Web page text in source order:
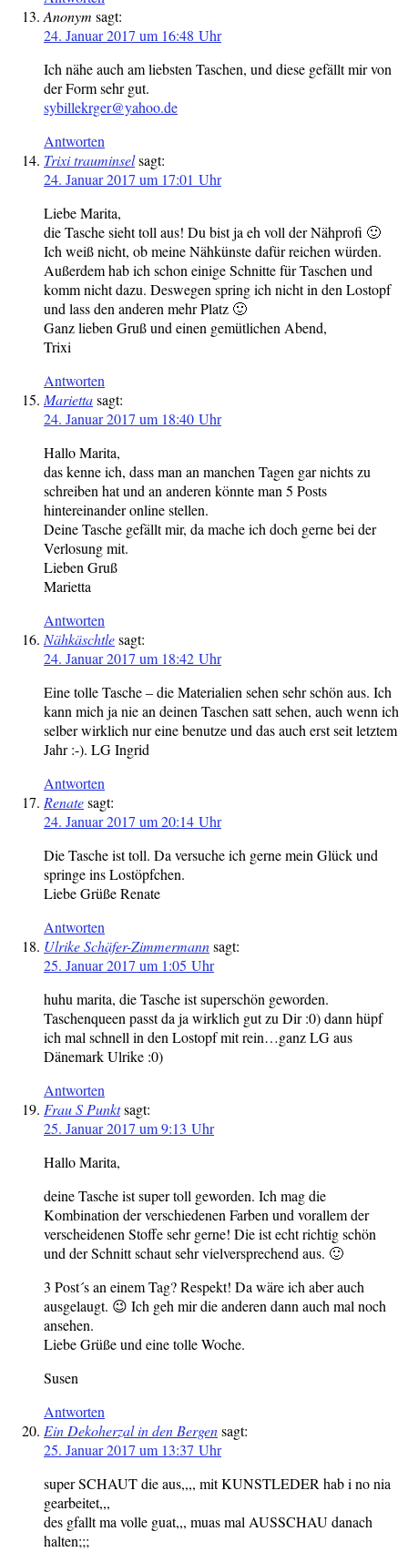
Anonym sagt:
24. Januar 2017 um 16:48 Uhr
Ich nähe auch am liebsten Taschen, und diese gefällt mir von
der Form sehr gut.
sybillekrger@yahoo.de
Antworten
Trixi trauminselsagt:
24. Januar 2017 um 17:01 Uhr
Liebe Marita,
die Tasche sieht toll aus! Du bist ja eh voll der Nähprofi 🙂
Ich weiß nicht, ob meine Nähkünste dafür reichen würden.
Außerdem hab ich schon einige Schnitte für Taschen und
komm nicht dazu. Deswegen spring ich nicht in den Lostopf
und lass den anderen mehr Platz 🙂
Ganz lieben Gruß und einen gemütlichen Abend,
Trixi
Antworten
Mariettasagt:
24. Januar 2017 um 18:40 Uhr
Hallo Marita,
das kenne ich, dass man an manchen Tagen gar nichts zu
schreiben hat und an anderen könnte man 5 Posts
hintereinander online stellen.
Deine Tasche gefällt mir, da mache ich doch gerne bei der
Verlosung mit.
Lieben Gruß
Marietta
Antworten
Nähkäschtlesagt:
24. Januar 2017 um 18:42 Uhr
Eine tolle Tasche – die Materialien sehen sehr schön aus. Ich
kann mich ja nie an deinen Taschen satt sehen, auch wenn ich
selber wirklich nur eine benutze und das auch erst seit letztem
Jahr :-). LG Ingrid
Antworten
Renatesagt:
24. Januar 2017 um 20:14 Uhr
Die Tasche ist toll. Da versuche ich gerne mein Glück und
springe ins Lostöpfchen.
Liebe Grüße Renate
Antworten
Ulrike Schäfer-Zimmermannsagt:
25. Januar 2017 um 1:05 Uhr
huhu marita, die Tasche ist superschön geworden.
Taschenqueen passt da ja wirklich gut zu Dir :0) dann hüpf
ich mal schnell in den Lostopf mit rein…ganz LG aus
Dänemark Ulrike :0)
Antworten
Frau S Punktsagt:
25. Januar 2017 um 9:13 Uhr
Hallo Marita,
deine Tasche ist super toll geworden. Ich mag die
Kombination der verschiedenen Farben und vorallem der
verscheidenen Stoffe sehr gerne! Die ist echt richtig schön
und der Schnitt schaut sehr vielversprechend aus. 🙂
3 Post´s an einem Tag? Respekt! Da wäre ich aber auch
ausgelaugt. 😉 Ich geh mir die anderen dann auch mal noch
ansehen.
Liebe Grüße und eine tolle Woche.
Susen
Antworten
Ein Dekoherzal in den Bergensagt:
25. Januar 2017 um 13:37 Uhr
super SCHAUT die aus,,,, mit KUNSTLEDER hab i no nia
gearbeitet,,,
des gfallt ma volle guat,,, muas mal AUSSCHAU danach
halten;;;